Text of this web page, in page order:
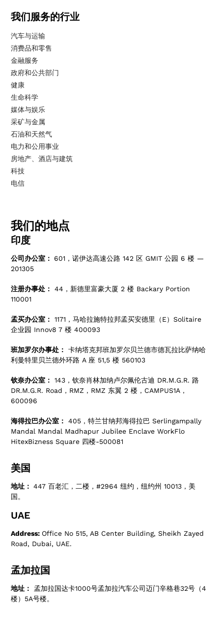
我们服务的行业
汽车与运输
消费品和零售
金融服务
政府和公共部门
健康
生命科学
媒体与娱乐
采矿与金属
石油和天然气
电力和公用事业
房地产、酒店与建筑
科技
电信
我们的地点
印度
公司办公室： 601，诺伊达高速公路 142 区 GMIT 公园 6 楼 —
201305
注册办事处：
44，新德里富豪大厦 2 楼 Backary Portion
110001
孟买办公室：
1171，马哈拉施特拉邦孟买安德里（E）Solitaire
企业园 Innov8 7 楼 400093
班加罗尔办事处：
卡纳塔克邦班加罗尔贝兰德市德瓦拉比萨纳哈
利曼特里贝兰德外环路 A 座 51,5 楼 560103
钦奈办公室：
143，钦奈肖林加纳卢尔佩伦古迪 DR.M.G.R. 路
DR.M.G.R. Road，RMZ，RMZ 东翼 2 楼，CAMPUS1A，
600096
海得拉巴办公室：
405，特兰甘纳邦海得拉巴 Serlingampally
Mandal Mandal Madhapur Jubilee Enclave WorkFlo
HitexBizness Square 四楼-500081
美国
地址：447 百老汇，二楼，#2964 纽约，纽约州 10013，美
国。
UAE
Address: Office No 515, AB Center Building, Sheikh Zayed
Road, Dubai, UAE.
孟加拉国
地址：
孟加拉国达卡1000号孟加拉汽车公司迈门辛格巷32号（4
楼）5A号楼。